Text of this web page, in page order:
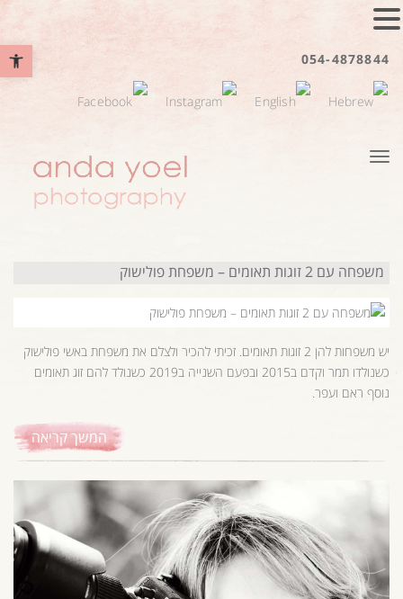
פתח סרגל 054-4878844
תפריט
משפחה עם 2 זוגות תאומים – משפחת פולישוק
יש משפחות להן 2 זוגות תאומים. זכיתי להכיר ולצלם את משפחת באשי פולישוק
כשנולדו תמר וקדם ב2015 ובפעם השנייה ב2019 כשנולד להם זוג תאומים
נוסף ראם ועפר.
המשך קריאה